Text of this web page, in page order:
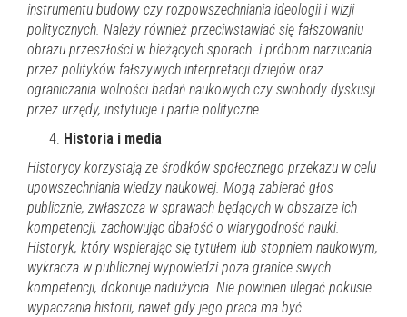
instrumentu budowy czy rozpowszechniania ideologii i wizji
politycznych. Należy również przeciwstawiać się fałszowaniu
obrazu przeszłości w bieżących sporach i próbom narzucania
przez polityków fałszywych interpretacji dziejów oraz
ograniczania wolności badań naukowych czy swobody dyskusji
przez urzędy, instytucje i partie polityczne.
Historia i media
Historycy korzystają ze środków społecznego przekazu w celu
upowszechniania wiedzy naukowej. Mogą zabierać głos
publicznie, zwłaszcza w sprawach będących w obszarze ich
kompetencji, zachowując dbałość o wiarygodność nauki.
Historyk, który wspierając się tytułem lub stopniem naukowym,
wykracza w publicznej wypowiedzi poza granice swych
kompetencji, dokonuje nadużycia. Nie powinien ulegać pokusie
wypaczania historii, nawet gdy jego praca ma być